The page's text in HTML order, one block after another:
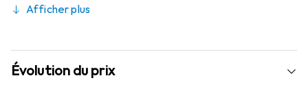
Afficher plus
Évolution du prix